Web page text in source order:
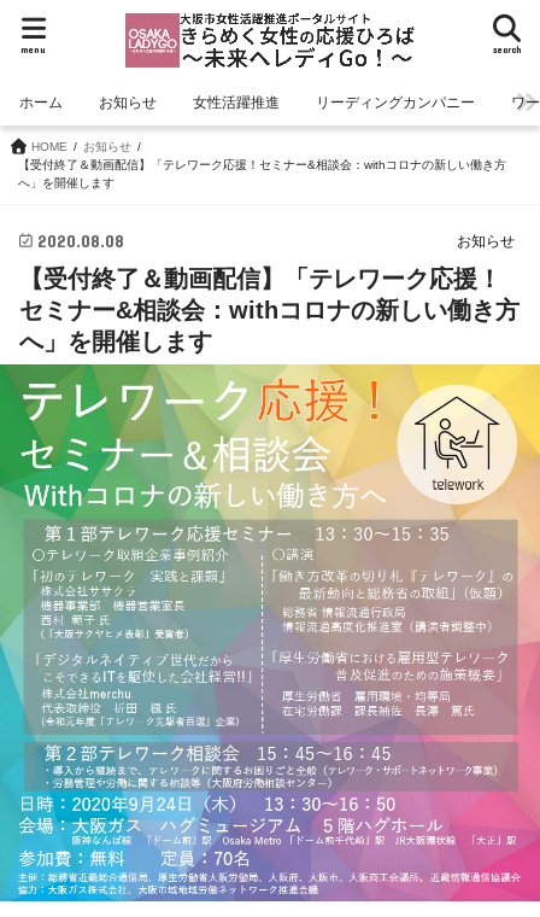
search
menu
ホーム お知らせ 女性活躍推進 リーディングカンパニー ワ
HOME
お知らせ
【受付終了＆動画配信】「テレワーク応援！セミナー&相談会：withコロナの新しい働き方
へ」を開催します
お知らせ
2020.08.08
【受付終了＆動画配信】「テレワーク応援！
セミナー&相談会：withコロナの新しい働き方
へ」を開催します